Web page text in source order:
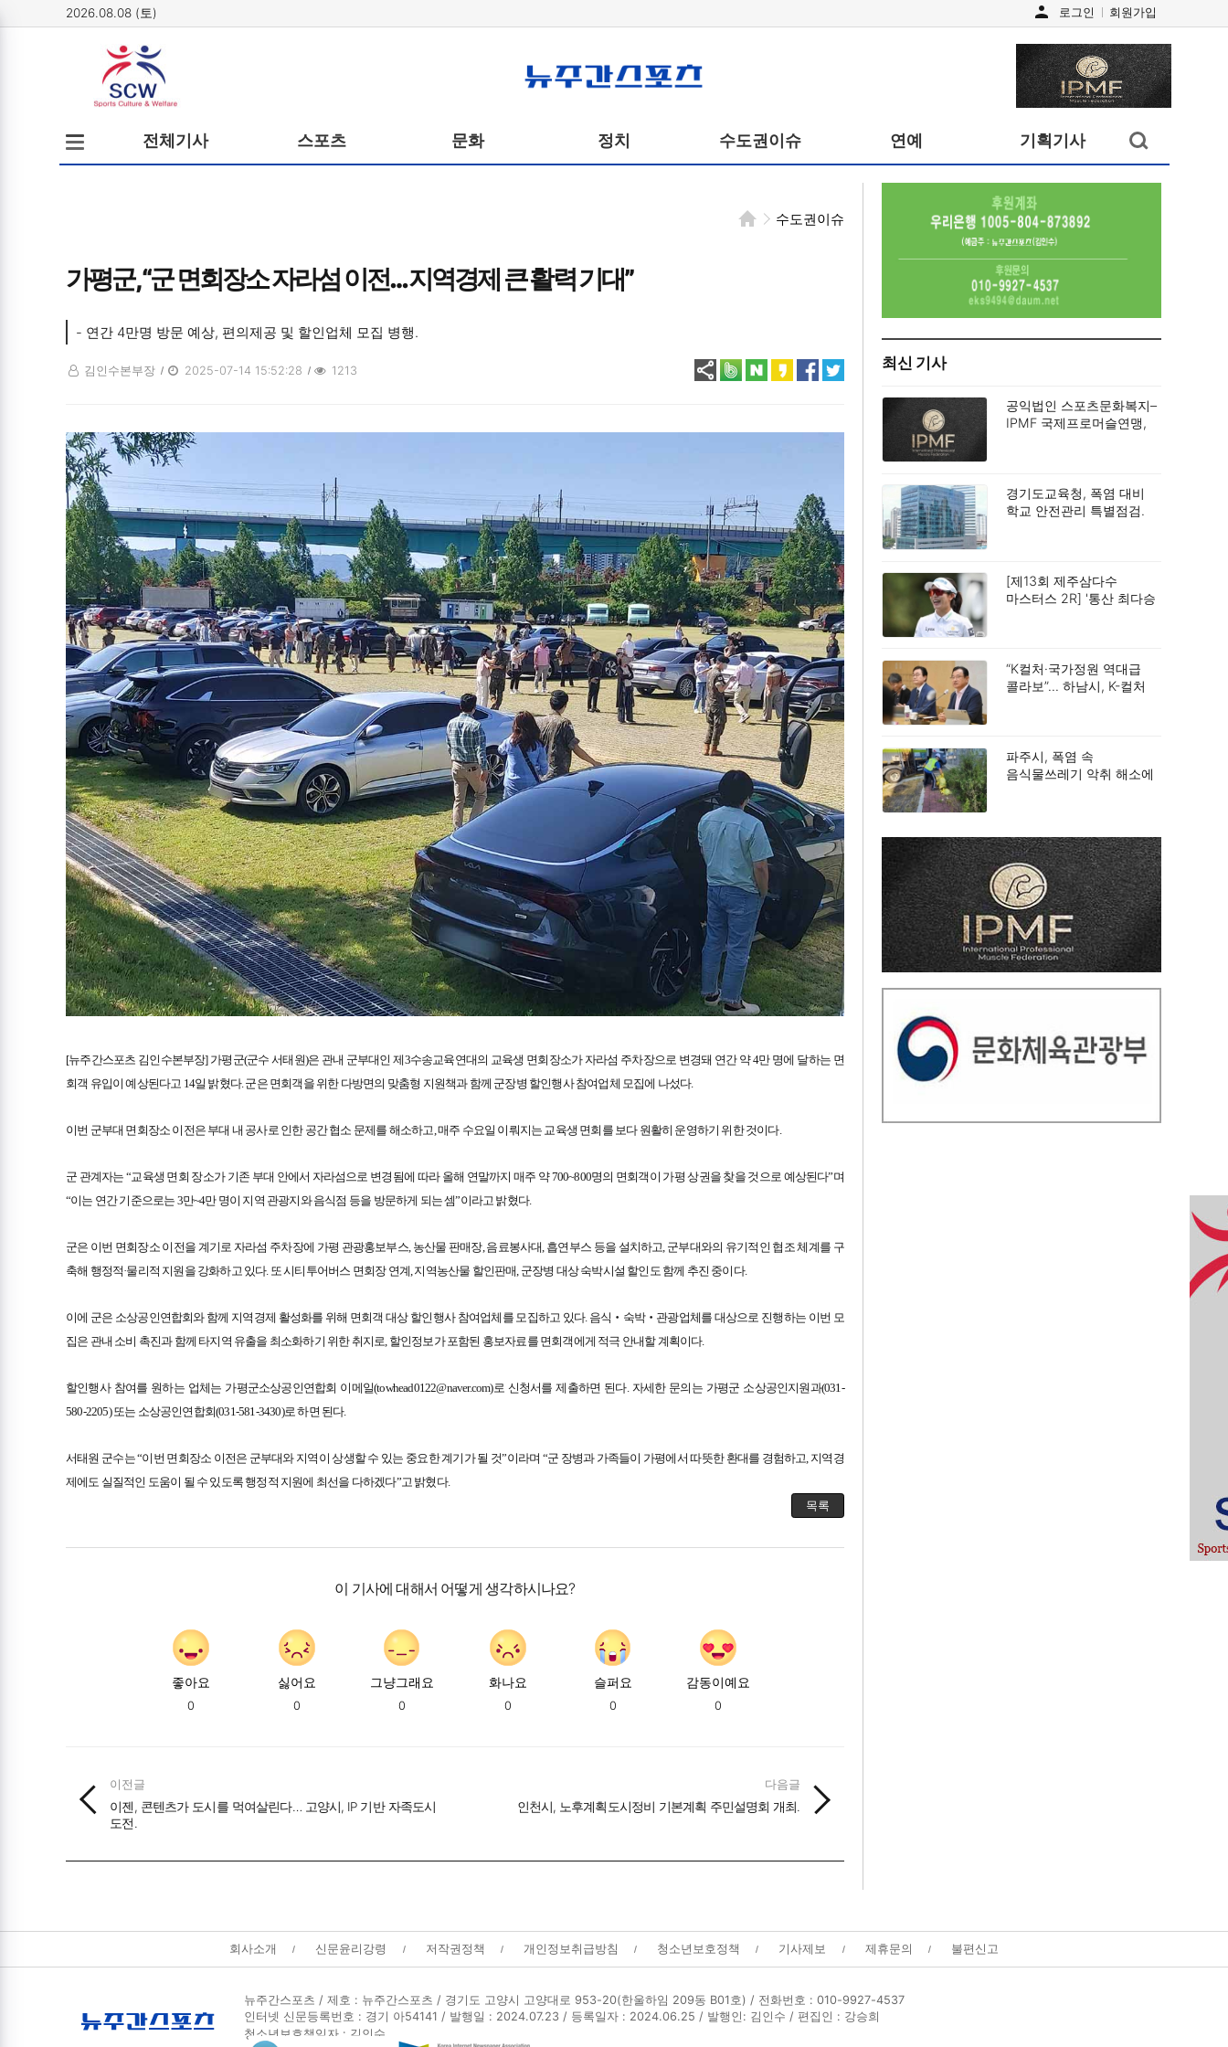
2026.08.08 (토) person 로그인 회원가입
뉴주간스포츠
전체메뉴
열기/
닫기
전체기사 스포츠 문화 정치 수도권이슈 연예 기획기사 검색창
열기/
닫기
뉴
수도권이슈
가평군, “군 면회장소 자라섬 이전… 지역경제 큰 활력 기대”
- 연간 4만명 방문 예상, 편의제공 및 할인업체 모집 병행.
김인수본부장 2025-07-14 15:52:28 1213
[뉴주간스포츠 김인수본부장] 가평군(군수 서태원)은 관내 군부대인 제3수송교육연대의 교육생 면회장소가 자라섬 주차장으로 변경돼 연간 약 4만 명에 달하는 면
회객 유입이 예상된다고 14일 밝혔다. 군은 면회객을 위한 다방면의 맞춤형 지원책과 함께 군장병 할인행사 참여업체 모집에 나섰다.
이번 군부대 면회장소 이전은 부대 내 공사로 인한 공간 협소 문제를 해소하고, 매주 수요일 이뤄지는 교육생 면회를 보다 원활히 운영하기 위한 것이다.
군 관계자는 “교육생 면회 장소가 기존 부대 안에서 자라섬으로 변경됨에 따라 올해 연말까지 매주 약 700~800명의 면회객이 가평 상권을 찾을 것으로 예상된다”며
“이는 연간 기준으로는 3만~4만 명이 지역 관광지와 음식점 등을 방문하게 되는 셈”이라고 밝혔다.
군은 이번 면회장소 이전을 계기로 자라섬 주차장에 가평 관광홍보부스, 농산물 판매장, 음료봉사대, 흡연부스 등을 설치하고, 군부대와의 유기적인 협조 체계를 구
축해 행정적·물리적 지원을 강화하고 있다. 또 시티투어버스 면회장 연계, 지역농산물 할인판매, 군장병 대상 숙박시설 할인도 함께 추진 중이다.
이에 군은 소상공인연합회와 함께 지역경제 활성화를 위해 면회객 대상 할인행사 참여업체를 모집하고 있다. 음식‧숙박‧관광업체를 대상으로 진행하는 이번 모
집은 관내 소비 촉진과 함께 타지역 유출을 최소화하기 위한 취지로, 할인정보가 포함된 홍보자료를 면회객에게 적극 안내할 계획이다.
할인행사 참여를 원하는 업체는 가평군소상공인연합회 이메일(towhead0122@naver.com)로 신청서를 제출하면 된다. 자세한 문의는 가평군 소상공인지원과(031-
580-2205) 또는 소상공인연합회(031-581-3430)로 하면 된다.
서태원 군수는 “이번 면회장소 이전은 군부대와 지역이 상생할 수 있는 중요한 계기가 될 것”이라며 “군 장병과 가족들이 가평에서 따뜻한 환대를 경험하고, 지역경
제에도 실질적인 도움이 될 수 있도록 행정적 지원에 최선을 다하겠다”고 밝혔다.
목록
이 기사에 대해서 어떻게 생각하시나요?
좋아요
0
싫어요
0
그냥그래요
0
화나요
0
슬퍼요
0
감동이예요
0
이전글
이젠, 콘텐츠가 도시를 먹여살린다… 고양시, IP 기반 자족도시
도전.
다음글
인천시, 노후계획도시정비 기본계획 주민설명회 개최.
최신 기사
공익법인 스포츠문화복지–
IPMF 국제프로머슬연맹,
경기도교육청, 폭염 대비
학교 안전관리 특별점검.
[제13회 제주삼다수
마스터스 2R] '통산 최다승
“K컬처·국가정원 역대급
콜라보”… 하남시, K-컬처
파주시, 폭염 속
음식물쓰레기 악취 해소에
및
회사소개 신문윤리강령 저작권정책 개인정보취급방침 청소년보호정책 기사제보 제휴문의 불편신고
뉴주간스포츠 / 제호 : 뉴주간스포츠 / 경기도 고양시 고양대로 953-20(한울하임 209동 B01호) / 전화번호 : 010-9927-4537
인터넷 신문등록번호 : 경기 아54141 / 발행일 : 2024.07.23 / 등록일자 : 2024.06.25 / 발행인: 김인수 / 편집인 : 강승희
청소년보호책임자 : 김인수